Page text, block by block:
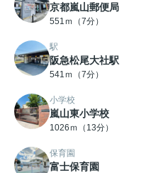
京都嵐山郵便局
551ｍ（7分）
駅
阪急松尾大社駅
541ｍ（7分）
小学校
嵐山東小学校
1026ｍ（13分）
保育園
富士保育園